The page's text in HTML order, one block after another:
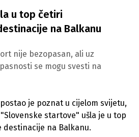
u top četiri
na Balkanu
nije bezopasan, ali uz
se mogu svesti na
je poznat u cijelom svijetu,
startove" ušla je u top
na Balkanu.